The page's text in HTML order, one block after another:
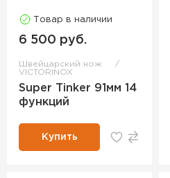
Товар в наличии
6 500 руб.
Швейцарский нож
VICTORINOX
Super Tinker 91мм 14
функций
Купить